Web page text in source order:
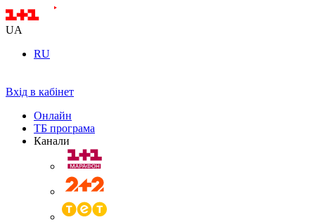
UA
RU
Вхід в кабінет
Онлайн
ТБ програма
Канали